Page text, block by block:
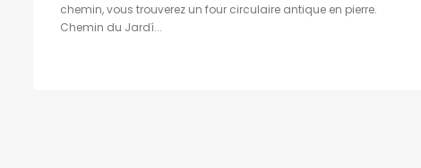
chemin, vous trouverez un four circulaire antique en pierre.
Chemin du Jardí...